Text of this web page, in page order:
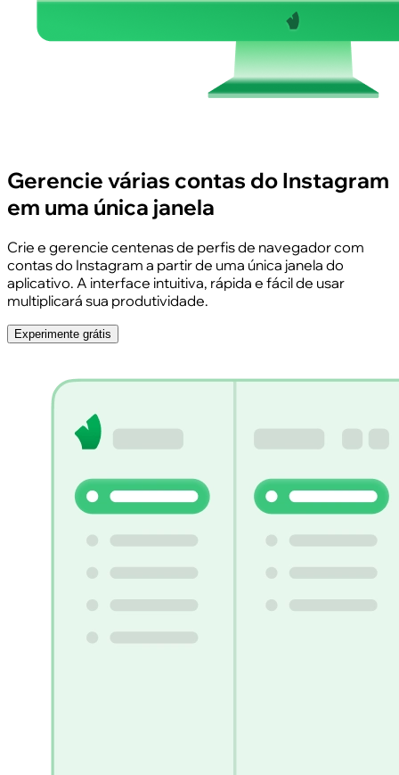
Gerencie várias contas do Instagram
em uma única janela
Crie e gerencie centenas de perfis de navegador com
contas do Instagram a partir de uma única janela do
aplicativo. A interface intuitiva, rápida e fácil de usar
multiplicará sua produtividade.
Experimente grátis